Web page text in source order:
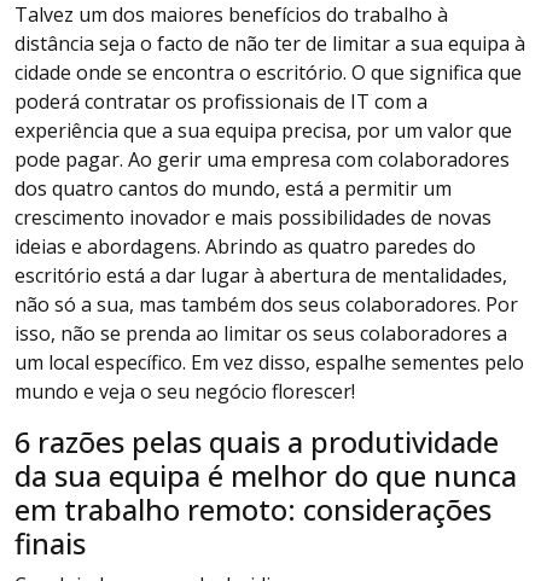
Talvez um dos maiores benefícios do trabalho à
distância seja o facto de não ter de limitar a sua equipa à
cidade onde se encontra o escritório. O que significa que
poderá contratar os profissionais de IT com a
experiência que a sua equipa precisa, por um valor que
pode pagar. Ao gerir uma empresa com colaboradores
dos quatro cantos do mundo, está a permitir um
crescimento inovador e mais possibilidades de novas
ideias e abordagens. Abrindo as quatro paredes do
escritório está a dar lugar à abertura de mentalidades,
não só a sua, mas também dos seus colaboradores. Por
isso, não se prenda ao limitar os seus colaboradores a
um local específico. Em vez disso, espalhe sementes pelo
mundo e veja o seu negócio florescer!
6 razões pelas quais a produtividade
da sua equipa é melhor do que nunca
em trabalho remoto: considerações
finais